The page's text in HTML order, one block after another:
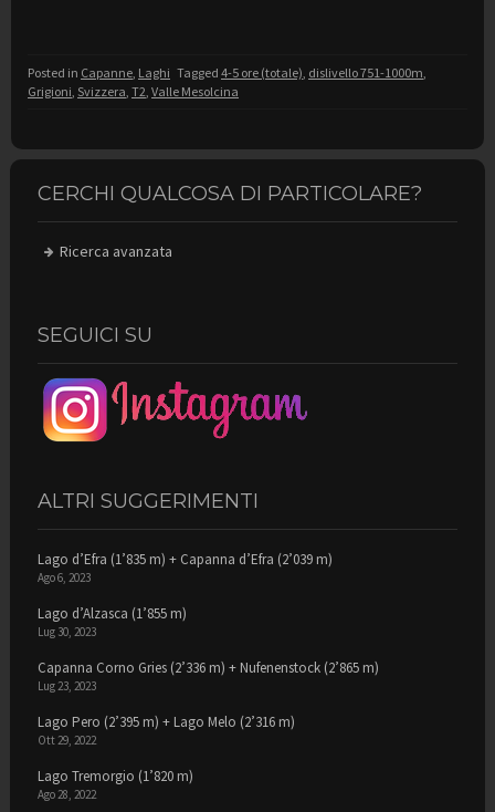
Posted in Capanne, Laghi Tagged 4-5 ore (totale), dislivello 751-1000m,
Grigioni, Svizzera, T2, Valle Mesolcina
CERCHI QUALCOSA DI PARTICOLARE?
Ricerca avanzata
SEGUICI SU
ALTRI SUGGERIMENTI
Lago d’Efra (1’835 m) + Capanna d’Efra (2’039 m)
Ago 6, 2023
Lago d’Alzasca (1’855 m)
Lug 30, 2023
Capanna Corno Gries (2’336 m) + Nufenenstock (2’865 m)
Lug 23, 2023
Lago Pero (2’395 m) + Lago Melo (2’316 m)
Ott 29, 2022
Lago Tremorgio (1’820 m)
Ago 28, 2022